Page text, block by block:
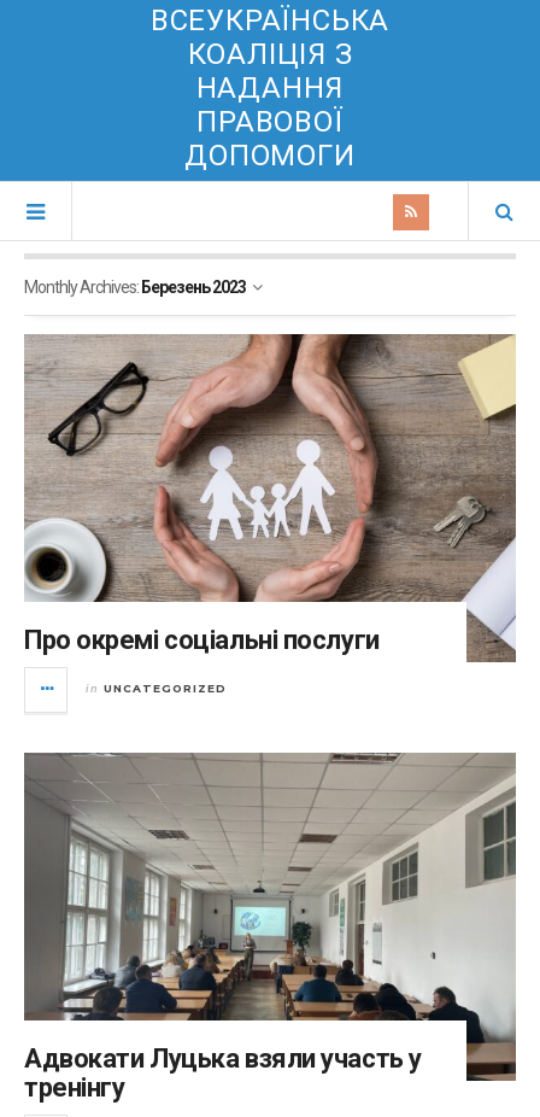
ВСЕУКРАЇНСЬКА
КОАЛІЦІЯ З
НАДАННЯ
ПРАВОВОЇ
ДОПОМОГИ
Monthly Archives: Березень 2023
Про окремі соціальні послуги
in UNCATEGORIZED
Адвокати Луцька взяли участь у
тренінгу